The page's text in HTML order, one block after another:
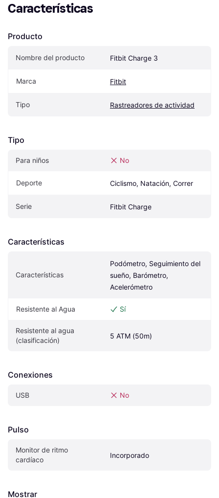
Características
Producto
Nombre del producto Fitbit Charge 3
Marca Fitbit
Tipo Rastreadores de actividad
Tipo
Para niños No
Deporte Ciclismo, Natación, Correr
Serie Fitbit Charge
Características
Características
Podómetro, Seguimiento del
sueño, Barómetro,
Acelerómetro
Resistente al Agua Sí
Resistente al agua
(clasificación)
5 ATM (50m)
Conexiones
USB No
Pulso
Monitor de ritmo
cardíaco
Incorporado
Mostrar